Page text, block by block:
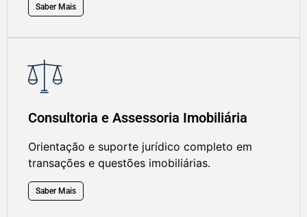
Saber Mais
Consultoria e Assessoria Imobiliária
Orientação e suporte jurídico completo em
transações e questões imobiliárias.
Saber Mais